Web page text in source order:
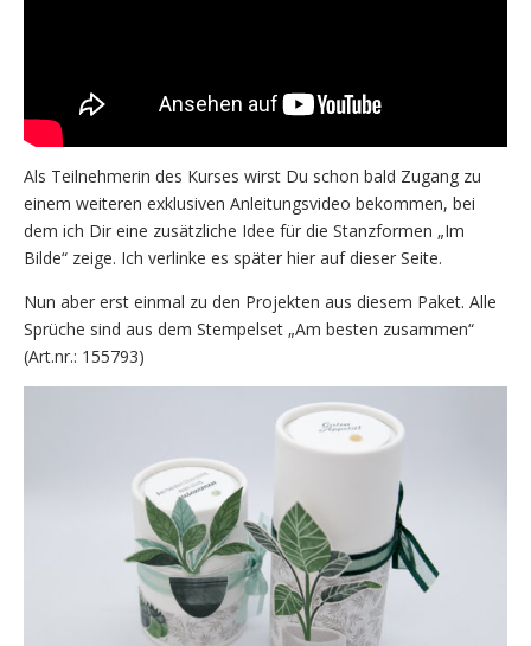
Als Teilnehmerin des Kurses wirst Du schon bald Zugang zu
einem weiteren exklusiven Anleitungsvideo bekommen, bei
dem ich Dir eine zusätzliche Idee für die Stanzformen „Im
Bilde“ zeige. Ich verlinke es später hier auf dieser Seite.
Nun aber erst einmal zu den Projekten aus diesem Paket. Alle
Sprüche sind aus dem Stempelset „Am besten zusammen“
(Art.nr.: 155793)